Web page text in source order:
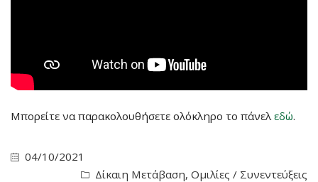
Μπορείτε να παρακολουθήσετε ολόκληρο το πάνελ εδώ.
04/10/2021
Δίκαιη Μετάβαση, Ομιλίες / Συνεντεύξεις